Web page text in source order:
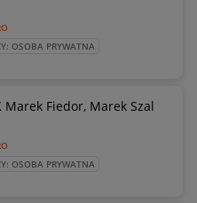
OSOBA PRYWATNA
Marek Fiedor, Marek Szal
OSOBA PRYWATNA